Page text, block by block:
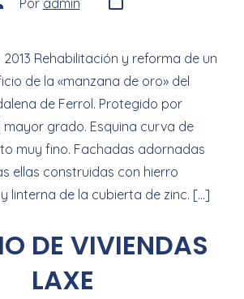
Por admin
2013 Rehabilitación y reforma de un
de la «manzana de oro» del
de Ferrol. Protegido por
mayor grado. Esquina curva de
muy fino. Fachadas adornadas
ellas construidas con hierro
linterna de la cubierta de zinc. […]
DE VIVIENDAS
LAXE